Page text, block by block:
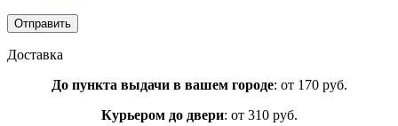
Доставка
До пункта выдачи в вашем городе: от 170 руб.
Курьером до двери: от 310 руб.